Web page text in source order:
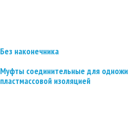
Без наконечника
Муфты соединительные для
пластмассовой изоляцией